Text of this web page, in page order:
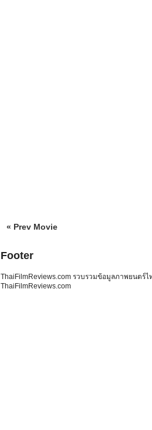
« Prev Movie
Footer
ThaiFilmReviews.com รวบรวมข้อมูลภาพยนตร์
ThaiFilmReviews.com